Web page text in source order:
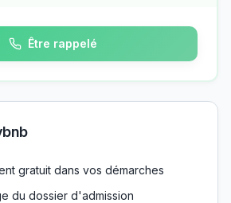
Être rappelé
gratuit dans vos démarches
du dossier d'admission